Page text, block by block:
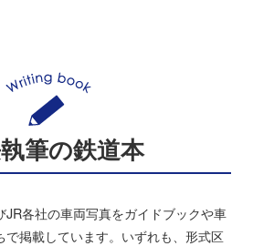
筆の鉄道本
各社の車両写真をガイドブックや車
で掲載しています。いずれも、形式区